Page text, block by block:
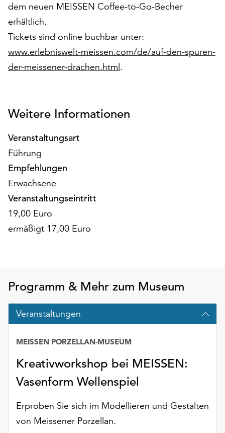
Funktionale
Cookies
werden
ohne
Ihr
Sie
verwendeten
Cookies
anpassen,
erreichen
Sie
die
Einstellungen
Weitere
Informationen
finden
Sie
Datenschutzerklärung
dem
dem neuen MEISSEN Coffee-to-Go-Becher
erhältlich.
Tickets sind online buchbar unter:
www.erlebniswelt-meissen.com/de/auf-den-spuren-
der-meissener-drachen.html.
Weitere Informationen
Veranstaltungsart
Führung
Empfehlungen
Erwachsene
Veranstaltungseintritt
19,00 Euro
ermäßigt 17,00 Euro
Programm & Mehr zum Museum
Veranstaltungen
Kreativworkshop bei MEISSEN:
Vasenform Wellenspiel
MEISSEN PORZELLAN-MUSEUM
Erproben Sie sich im Modellieren und Gestalten
von Meissener Porzellan.